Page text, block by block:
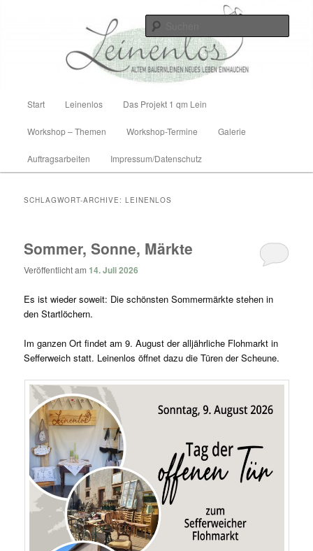
Leinenlos
Start Leinenlos Das Projekt 1 qm Lein
Workshop – Themen Workshop-Termine Galerie
Auftragsarbeiten Impressum/Datenschutz
SCHLAGWORT-ARCHIVE:LEINENLOS
Sommer, Sonne, Märkte
Veröffentlicht am 14. Juli 2026
Es ist wieder soweit: Die schönsten Sommermärkte stehen in
den Startlöchern.
Im ganzen Ort findet am 9. August der alljährliche Flohmarkt in
Sefferweich statt. Leinenlos öffnet dazu die Türen der Scheune.